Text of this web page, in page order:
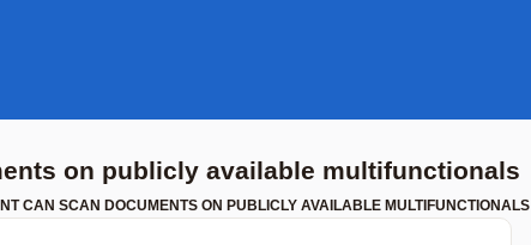
on publicly available multifunctionals
CAN SCAN DOCUMENTS ON PUBLICLY AVAILABLE MULTIFUNCTIONALS